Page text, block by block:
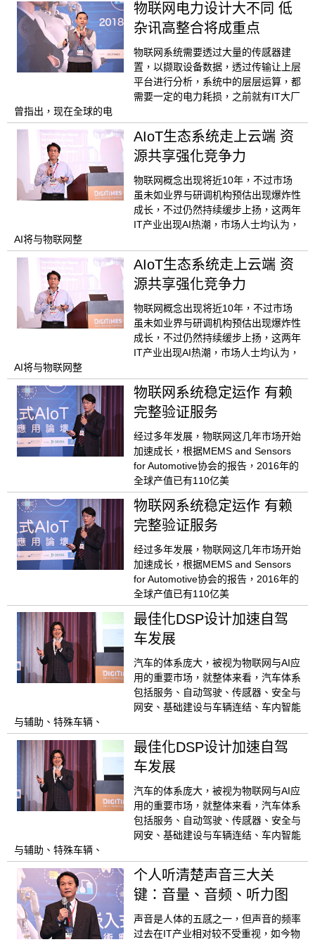
物联网电力设计大不同 低
杂讯高整合将成重点
物联网系统需要透过大量的传感器建
置，以撷取设备数据，透过传输让上层
平台进行分析，系统中的层层运算，都
需要一定的电力耗损，之前就有IT大厂
曾指出，现在全球的电
AIoT生态系统走上云端 资
源共享强化竞争力
物联网概念出现将近10年，不过市场
虽未如业界与研调机构预估出现爆炸性
成长，不过仍然持续缓步上扬，这两年
IT产业出现AI热潮，市场人士均认为，
AI将与物联网整
AIoT生态系统走上云端 资
源共享强化竞争力
物联网概念出现将近10年，不过市场
虽未如业界与研调机构预估出现爆炸性
成长，不过仍然持续缓步上扬，这两年
IT产业出现AI热潮，市场人士均认为，
AI将与物联网整
物联网系统稳定运作 有赖
完整验证服务
经过多年发展，物联网这几年市场开始
加速成长，根据MEMS and Sensors
for Automotive协会的报告，2016年的
全球产值已有110亿美
物联网系统稳定运作 有赖
完整验证服务
经过多年发展，物联网这几年市场开始
加速成长，根据MEMS and Sensors
for Automotive协会的报告，2016年的
全球产值已有110亿美
最佳化DSP设计加速自驾
车发展
汽车的体系庞大，被视为物联网与AI应
用的重要市场，就整体来看，汽车体系
包括服务、自动驾驶、传感器、安全与
网安、基础建设与车辆连结、车内智能
与辅助、特殊车辆、
最佳化DSP设计加速自驾
车发展
汽车的体系庞大，被视为物联网与AI应
用的重要市场，就整体来看，汽车体系
包括服务、自动驾驶、传感器、安全与
网安、基础建设与车辆连结、车内智能
与辅助、特殊车辆、
个人听清楚声音三大关
键：音量、音频、听力图
声音是人体的五感之一，但声音的频率
过去在IT产业相对较不受重视，如今物